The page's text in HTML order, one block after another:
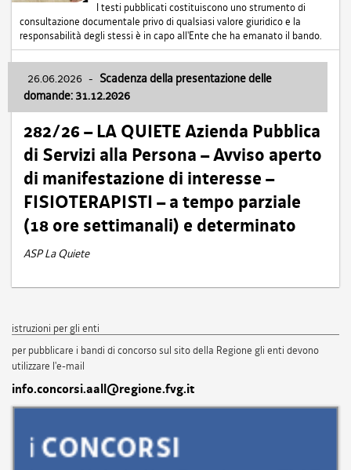
I testi pubblicati costituiscono uno strumento di
consultazione documentale privo di qualsiasi valore giuridico e la
responsabilità degli stessi è in capo all'Ente che ha emanato il bando.
26.06.2026 - Scadenza della presentazione delle
domande: 31.12.2026
282/26 – LA QUIETE Azienda Pubblica
di Servizi alla Persona – Avviso aperto
di manifestazione di interesse –
FISIOTERAPISTI – a tempo parziale
(18 ore settimanali) e determinato
ASP La Quiete
istruzioni per gli enti
per pubblicare i bandi di concorso sul sito della Regione gli enti devono
utilizzare l'e-mail
info.concorsi.aall@regione.fvg.it